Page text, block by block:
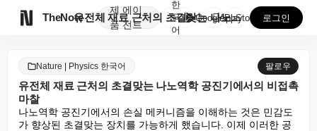
TheNote
제
품
에이
전트
유전체 재료 근처의 초결맞는 나노역학 공진기에서의 비접...
한
국
어
GooglePlay
AppStore 로그인
Nature | Physics 한국어 팔로우
유전체 재료 근처의 초결맞는 나노역학 공진기에서의 비접촉
마찰
나노역학 공진기에서의 손실 메커니즘을 이해하는 것은 민감도
가 향상된 초결맞는 장치를 가능하게 했습니다. 이제 이러한 공